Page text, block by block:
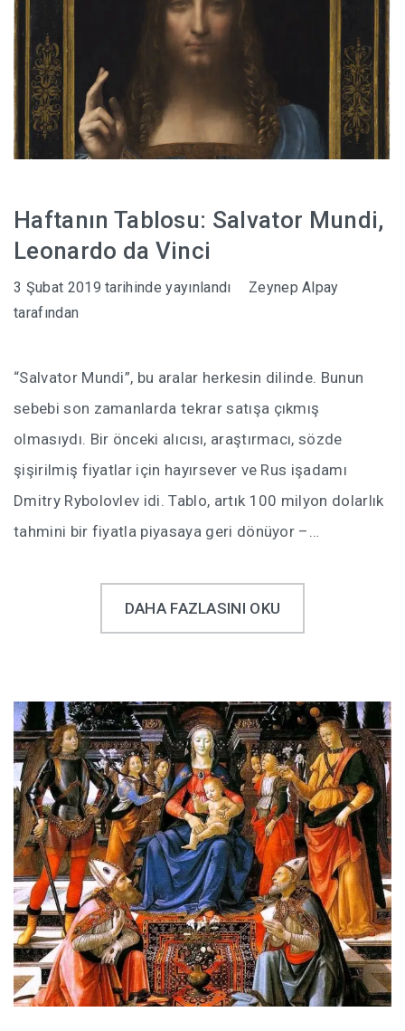
Haftanın Tablosu: Salvator Mundi,
Leonardo da Vinci
3 Şubat 2019 tarihinde yayınlandı
Zeynep Alpay
tarafından
“Salvator Mundi”, bu aralar herkesin dilinde. Bunun
sebebi son zamanlarda tekrar satışa çıkmış
olmasıydı. Bir önceki alıcısı, araştırmacı, sözde
şişirilmiş fiyatlar için hayırsever ve Rus işadamı
Dmitry Rybolovlev idi. Tablo, artık 100 milyon dolarlık
tahmini bir fiyatla piyasaya geri dönüyor –…
DAHA FAZLASINI OKU